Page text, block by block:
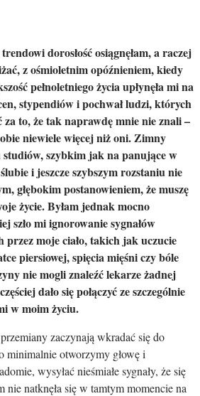
dorosłość osiągnęłam, a raczej
z ośmioletnim opóźnieniem, kiedy
pełnoletniego życia upłynęła mi na
stypendiów i pochwał ludzi, których
za to, że tak naprawdę mnie nie znali –
niewiele więcej niż oni. Zimny
szybkim jak na panujące w
i jeszcze szybszym rozstaniu nie
głębokim postanowieniem, że muszę
życie. Byłam jednak mocno
szło mi ignorowanie sygnałów
przez moje ciało, takich jak uczucie
piersiowej, spięcia mięśni czy bóle
nie mogli znaleźć lekarze żadnej
dało się połączyć ze szczególnie
w moim życiu.
zaczynają wkradać się do
minimalnie otworzymy głowę i
wysyłać nieśmiałe sygnały, że się
natknęła się w tamtym momencie na